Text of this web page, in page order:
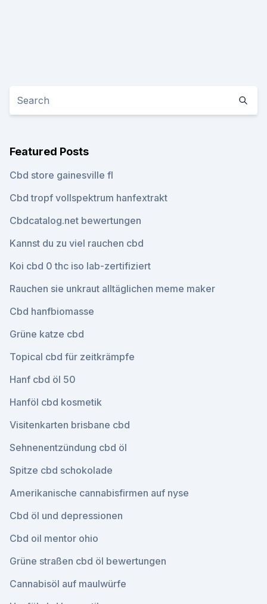
Featured Posts
Cbd store gainesville fl
Cbd tropf vollspektrum hanfextrakt
Cbdcatalog.net bewertungen
Kannst du zu viel rauchen cbd
Koi cbd 0 thc iso lab-zertifiziert
Rauchen sie unkraut alltäglichen meme maker
Cbd hanfbiomasse
Grüne katze cbd
Topical cbd für zeitkrämpfe
Hanf cbd öl 50
Hanföl cbd kosmetik
Visitenkarten brisbane cbd
Sehnenentzündung cbd öl
Spitze cbd schokolade
Amerikanische cannabisfirmen auf nyse
Cbd öl und depressionen
Cbd oil mentor ohio
Grüne straßen cbd öl bewertungen
Cannabisöl auf maulwürfe